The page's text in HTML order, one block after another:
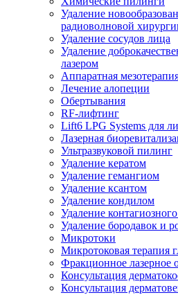
Удаление
радиоволновой
Удаление сосудов лица
Удаление
лазером
Аппаратная
Лечение алопеции
Обертывания
RF-лифтинг
Lift6 LPG Systems для
Лазерная
Ультразвуковой пилинг
Удаление кератом
Удаление гемангиом
Удаление ксантом
Удаление кондилом
Удаление
Удаление бородавок и
Микротоки
Микротоковая терапия
Фракционное лазерное
Консультация
Консультация